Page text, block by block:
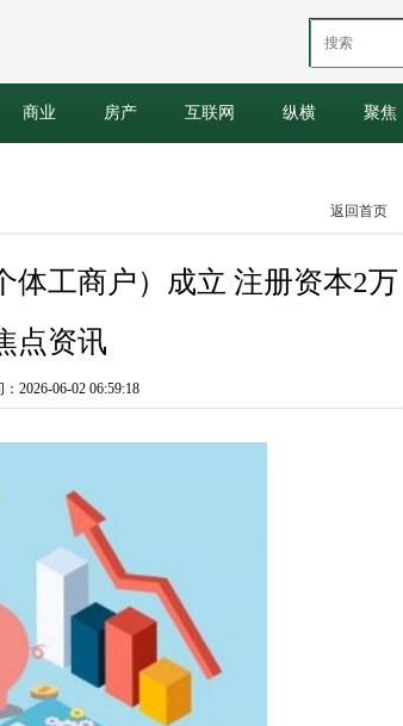
商业 房产 互联网 纵横 聚焦
返回首页
体工商户）成立 注册资本2万
点资讯
2026-06-02 06:59:18